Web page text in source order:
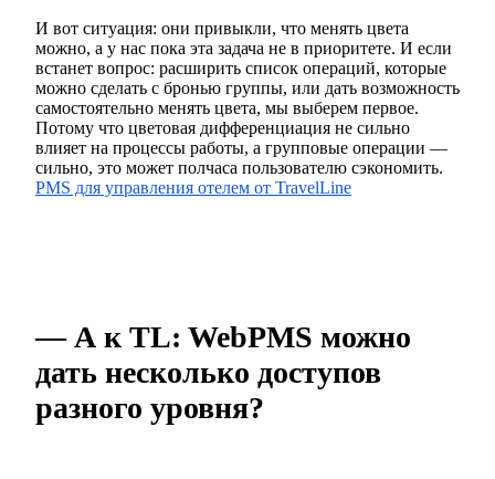
И вот ситуация: они привыкли, что менять цвета
можно, а у нас пока эта задача не в приоритете. И если
встанет вопрос: расширить список операций, которые
можно сделать с бронью группы, или дать возможность
самостоятельно менять цвета, мы выберем первое.
Потому что цветовая дифференциация не сильно
влияет на процессы работы, а групповые операции —
сильно, это может полчаса пользователю сэкономить.
PMS для управления отелем от TravelLine
— А к TL: WebPMS можно
дать несколько доступов
разного уровня?